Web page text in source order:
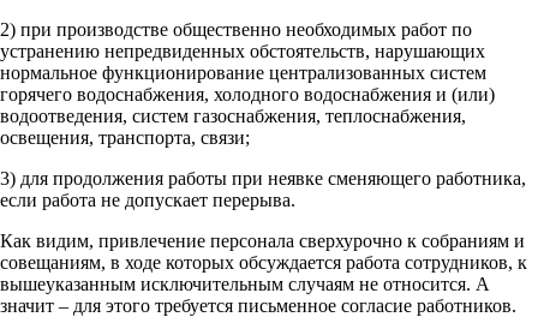
2) при производстве общественно необходимых работ по
устранению непредвиденных обстоятельств, нарушающих
нормальное функционирование централизованных систем
горячего водоснабжения, холодного водоснабжения и (или)
водоотведения, систем газоснабжения, теплоснабжения,
освещения, транспорта, связи;
3) для продолжения работы при неявке сменяющего работника,
если работа не допускает перерыва.
Как видим, привлечение персонала сверхурочно к собраниям и
совещаниям, в ходе которых обсуждается работа сотрудников, к
вышеуказанным исключительным случаям не относится. А
значит – для этого требуется письменное согласие работников.